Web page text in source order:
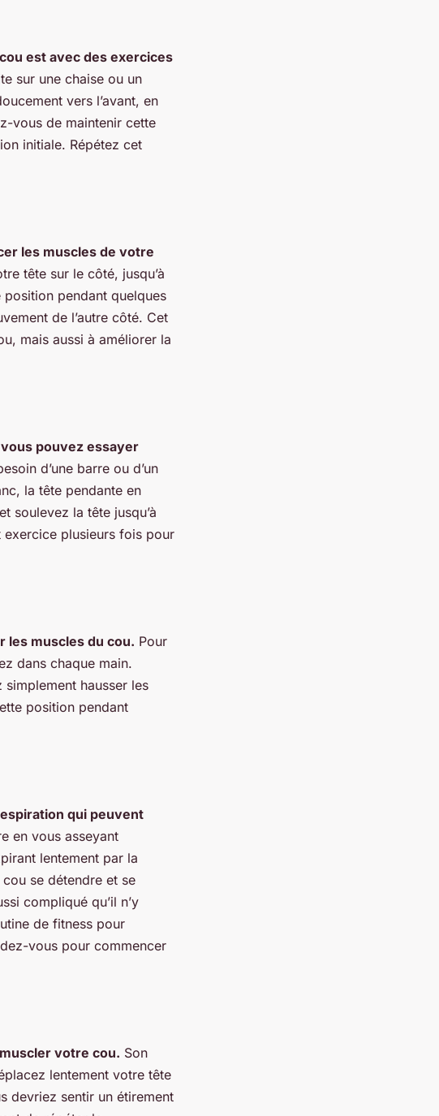
est avec des exercices
sur une chaise ou un
vers l’avant, en
vous de maintenir cette
initiale. Répétez cet
les muscles de votre
tête sur le côté, jusqu’à
pendant quelques
de l’autre côté. Cet
mais aussi à améliorer la
pouvez essayer
d’une barre ou d’un
la tête pendante en
soulevez la tête jusqu’à
exercice plusieurs fois pour
les muscles du cou. Pour
dans chaque main.
hausser les
position pendant
qui peuvent
en vous asseyant
lentement par la
se détendre et se
compliqué qu’il n’y
de fitness pour
vous pour commencer
votre cou. Son
lentement votre tête
devriez sentir un étirement